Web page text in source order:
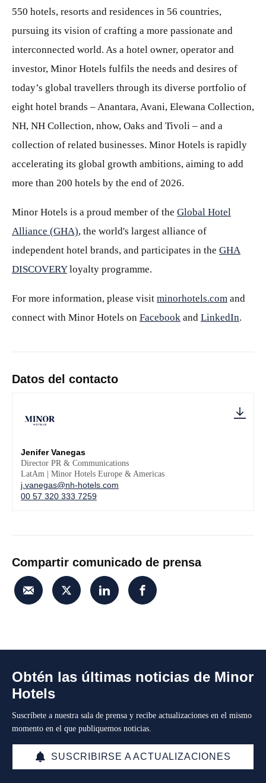
550 hotels, resorts and residences in 56 countries,
pursuing its vision of crafting a more passionate and
interconnected world. As a hotel owner, operator and
investor, Minor Hotels fulfils the needs and desires of
today’s global travellers through its diverse portfolio of
eight hotel brands – Anantara, Avani, Elewana Collection,
NH, NH Collection, nhow, Oaks and Tivoli – and a
collection of related businesses. Minor Hotels is rapidly
accelerating its global growth ambitions, aiming to add
more than 200 hotels by the end of 2026.
Minor Hotels is a proud member of the Global Hotel
Alliance (GHA), the world's largest alliance of
independent hotel brands, and participates in the GHA
DISCOVERYloyalty programme.
For more information, please visit minorhotels.com and
connect with Minor Hotels on Facebook and LinkedIn.
Datos del contacto
Jenifer Vanegas
Director PR & Communications
LatAm | Minor Hotels Europe & Americas
j.vanegas@nh-hotels.com
00 57 320 333 7259
Compartir comunicado de prensa
Obtén las últimas noticias de Minor
Hotels
Suscríbete a nuestra sala de prensa y recibe actualizaciones en el mismo
momento en el que publiquemos noticias.
SUSCRIBIRSE A ACTUALIZACIONES